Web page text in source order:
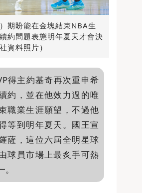
期盼能在金塊結束NBA生
約問題表態明年夏天才會決
資料照片）
得主約基奇再次重申希
約，並在他效力過的唯
職業生涯願望，不過他
等到明年夏天。國王宣
薩，這位六屆全明星球
球員市場上最炙手可熱